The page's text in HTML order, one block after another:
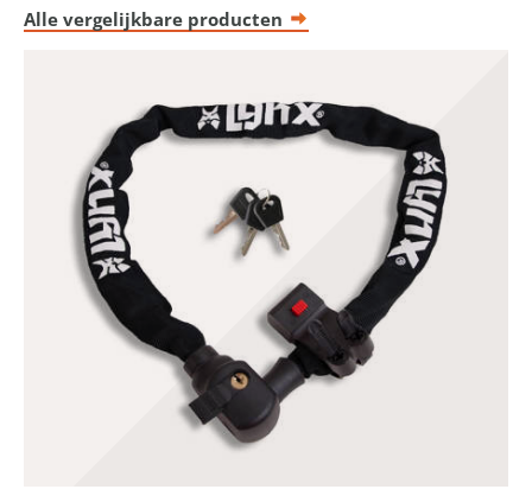
Alle vergelijkbare producten